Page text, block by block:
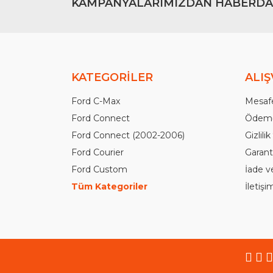
KAMPANYALARIMIZDAN
KATEGORİLER
Ford C-Max
Ford Connect
Ford Connect (2002-2006)
Ford Courier
Ford Custom
Tüm Kategoriler
İade